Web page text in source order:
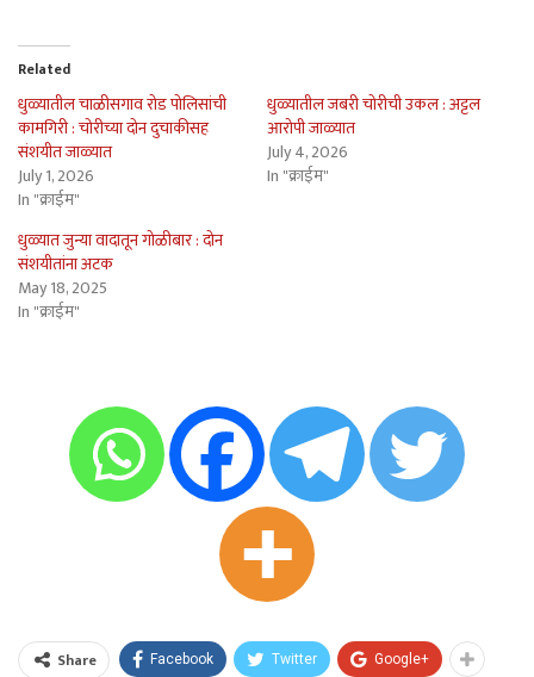
Related
धुळ्यातील चाळीसगाव रोड पोलिसांची
कामगिरी : चोरीच्या दोन दुचाकीसह
संशयीत जाळ्यात
July 1, 2026
In "क्राईम"
धुळ्यातील जबरी चोरीची उकल : अट्टल
आरोपी जाळ्यात
July 4, 2026
In "क्राईम"
धुळ्यात जुन्या वादातून गोळीबार : दोन
संशयीतांना अटक
May 18, 2025
In "क्राईम"
Share Facebook Twitter Google+